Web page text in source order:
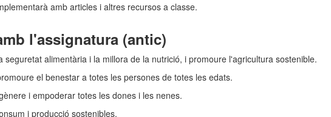
amb articles i altres recursos a classe.
l'assignatura (antic)
seguretat alimentària i la millora de la nutrició, i promoure l'agricultura sostenible.
el benestar a totes les persones de totes les edats.
i empoderar totes les dones i les nenes.
i producció sostenibles.